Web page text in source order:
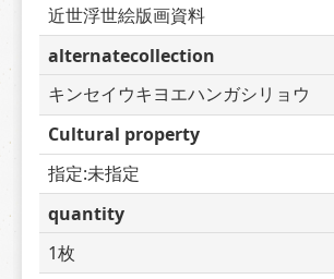
近世浮世絵版画資料
alternatecollection
キンセイウキヨエハンガシリョウ
Cultural property
指定:未指定
quantity
1枚